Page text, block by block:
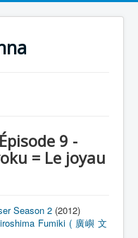
9 -
= Le joyau
Season 2 (2012)
Fumiki ( 廣嶼 文